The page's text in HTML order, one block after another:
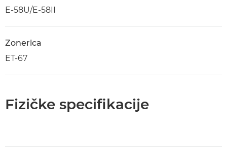
E-58U/E-58II
Zonerica
ET-67
Fizičke specifikacije